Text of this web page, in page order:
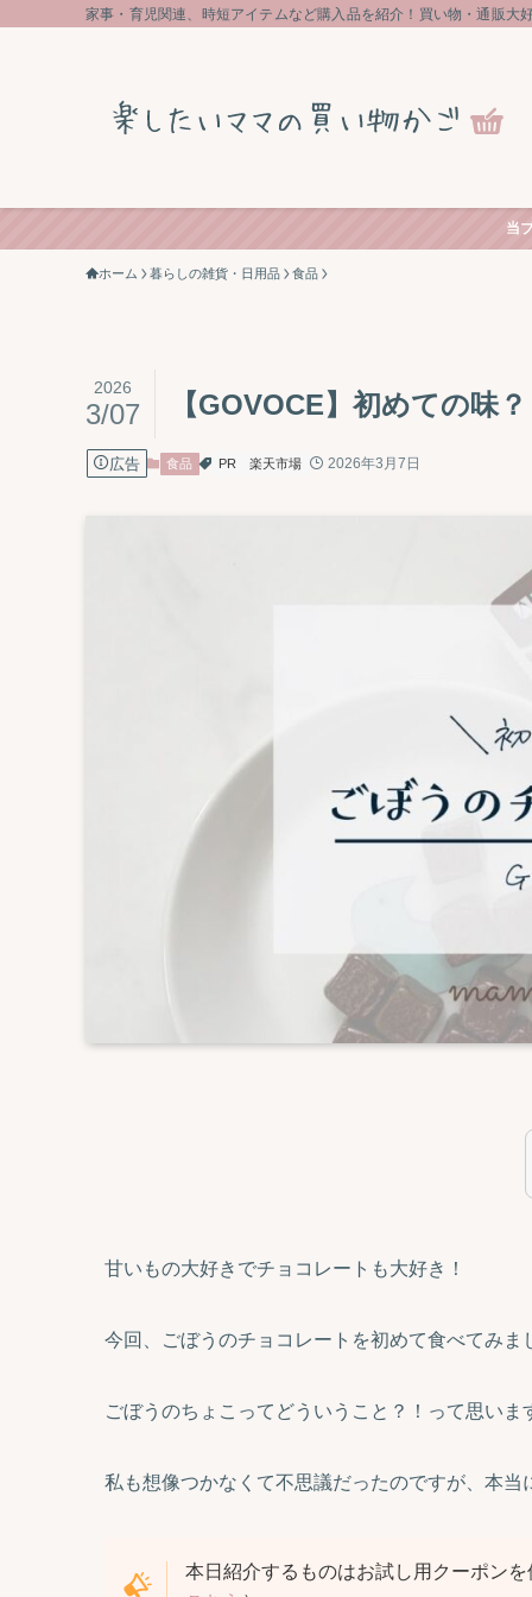
家事・育児関連、時短アイテムなど購入品を紹介！買い物・通販大
当
ホーム 暮らしの雑貨・日用品 食品
【GOVOCE】初めての味
2026
3/07
広告 食品 PR 楽天市場 2026年3月7日
甘いもの大好きでチョコレートも大好き！
今回、ごぼうのチョコレートを初めて食べてみま
ごぼうのちょこってどういうこと？！って思いま
私も想像つかなくて不思議だったのですが、本当
本日紹介するものはお試し用クーポン